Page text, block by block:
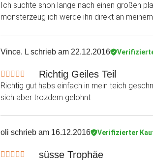
Ich suchte shon lange nach einen großen
monsterzeug ich werde ihn direkt an
Vince. L schrieb am 22.12.2016
Richtig Geiles Teil
Richtig gut habs einfach in mein teich
sich aber trozdem gelohnt
oli schrieb am 16.12.2016 Verifizierter
süsse Trophäe